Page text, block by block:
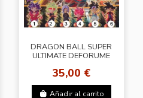
DRAGON BALL SUPER
ULTIMATE DEFORUME
21
35,00 €
Añadir al carrito